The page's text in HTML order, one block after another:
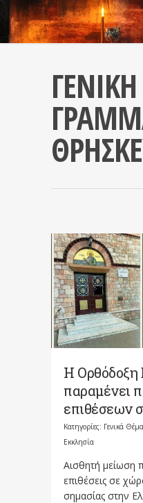
ΓΕΝΙΚΗ
Η Ορθόδοξη
παραμένει
επιθέσεων
Κατηγορίες: Γενικά
Εκκλησία
Αισθητή μείωση
επιθέσεις σε
σημασίας στην